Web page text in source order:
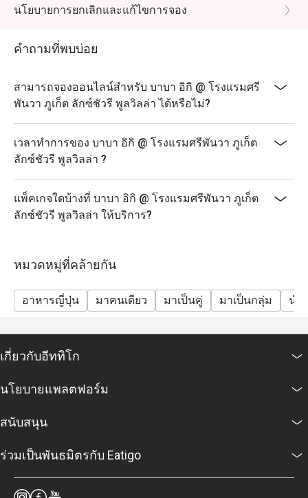
นโยบายการยกเลิกและแก้ไขการจอง
คำถามที่พบบ่อย
สามารถจองออนไลน์สำหรับ บาบา อิกิ @ โรงแรมศรี
พันวา ภูเก็ต ลักซ์ชัวรี พูลวิลล่า ได้หรือไม่?
เวลาทำการของ บาบา อิกิ @ โรงแรมศรีพันวา ภูเก็ต
ลักซ์ชัวรี พูลวิลล่า ?
แพ็คเกจใดบ้างที่ บาบา อิกิ @ โรงแรมศรีพันวา ภูเก็ต
ลักซ์ชัวรี พูลวิลล่า ให้บริการ?
หมวดหมู่ที่คล้ายกัน
อาหารญี่ปุ่น มาคนเดียว มาเป็นคู่ มาเป็นกลุ่ม นำ
เกี่ยวกับอีททิโก
นโยบายแพลตฟอร์ม
สนับสนุน
ร่วมเป็นพันธมิตรกับ Eatigo